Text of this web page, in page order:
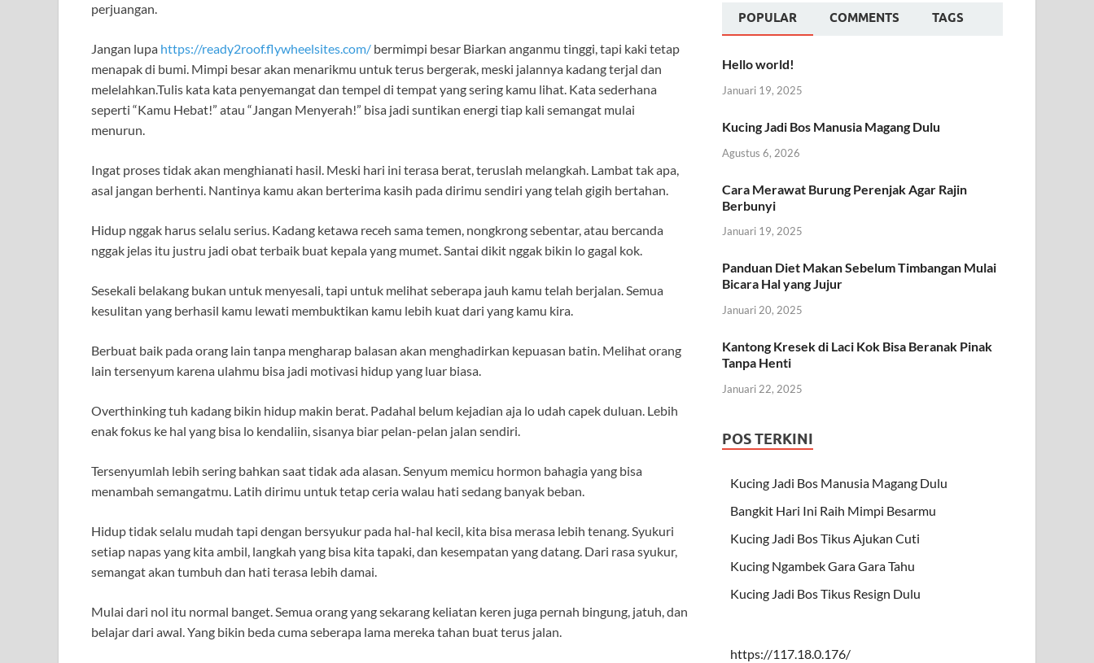
perjuangan.
Jangan lupa https://ready2roof.flywheelsites.com/ bermimpi besar Biarkan anganmu tinggi, tapi kaki tetap
menapak di bumi. Mimpi besar akan menarikmu untuk terus bergerak, meski jalannya kadang terjal dan
melelahkan.Tulis kata kata penyemangat dan tempel di tempat yang sering kamu lihat. Kata sederhana
seperti “Kamu Hebat!” atau “Jangan Menyerah!” bisa jadi suntikan energi tiap kali semangat mulai
menurun.
Ingat proses tidak akan menghianati hasil. Meski hari ini terasa berat, teruslah melangkah. Lambat tak apa,
asal jangan berhenti. Nantinya kamu akan berterima kasih pada dirimu sendiri yang telah gigih bertahan.
Hidup nggak harus selalu serius. Kadang ketawa receh sama temen, nongkrong sebentar, atau bercanda
nggak jelas itu justru jadi obat terbaik buat kepala yang mumet. Santai dikit nggak bikin lo gagal kok.
Sesekali belakang bukan untuk menyesali, tapi untuk melihat seberapa jauh kamu telah berjalan. Semua
kesulitan yang berhasil kamu lewati membuktikan kamu lebih kuat dari yang kamu kira.
Berbuat baik pada orang lain tanpa mengharap balasan akan menghadirkan kepuasan batin. Melihat orang
lain tersenyum karena ulahmu bisa jadi motivasi hidup yang luar biasa.
Overthinking tuh kadang bikin hidup makin berat. Padahal belum kejadian aja lo udah capek duluan. Lebih
enak fokus ke hal yang bisa lo kendaliin, sisanya biar pelan-pelan jalan sendiri.
Tersenyumlah lebih sering bahkan saat tidak ada alasan. Senyum memicu hormon bahagia yang bisa
menambah semangatmu. Latih dirimu untuk tetap ceria walau hati sedang banyak beban.
Hidup tidak selalu mudah tapi dengan bersyukur pada hal-hal kecil, kita bisa merasa lebih tenang. Syukuri
setiap napas yang kita ambil, langkah yang bisa kita tapaki, dan kesempatan yang datang. Dari rasa syukur,
semangat akan tumbuh dan hati terasa lebih damai.
Mulai dari nol itu normal banget. Semua orang yang sekarang keliatan keren juga pernah bingung, jatuh, dan
belajar dari awal. Yang bikin beda cuma seberapa lama mereka tahan buat terus jalan.
POPULAR COMMENTS TAGS
Hello world!
Januari 19, 2025
Kucing Jadi Bos Manusia Magang Dulu
Agustus 6, 2026
Cara Merawat Burung Perenjak Agar Rajin
Berbunyi
Januari 19, 2025
Panduan Diet Makan Sebelum Timbangan Mulai
Bicara Hal yang Jujur
Januari 20, 2025
Kantong Kresek di Laci Kok Bisa Beranak Pinak
Tanpa Henti
Januari 22, 2025
POS TERKINI
Kucing Jadi Bos Manusia Magang Dulu
Bangkit Hari Ini Raih Mimpi Besarmu
Kucing Jadi Bos Tikus Ajukan Cuti
Kucing Ngambek Gara Gara Tahu
Kucing Jadi Bos Tikus Resign Dulu
https://117.18.0.176/